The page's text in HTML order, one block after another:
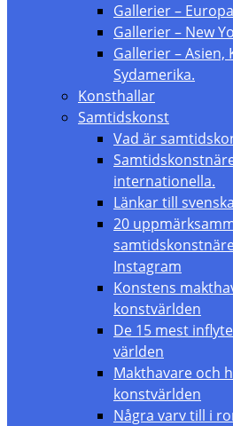
Gallerier – Europa
Gallerier – New
Gallerier – Asien,
Sydamerika.
Konsthallar
Samtidskonst
Vad är
internationella.
Länkar till
20
Instagram
Konstens
konstvärlden
De 15 mest
världen
Makthavare och
konstvärlden
Några varv till i